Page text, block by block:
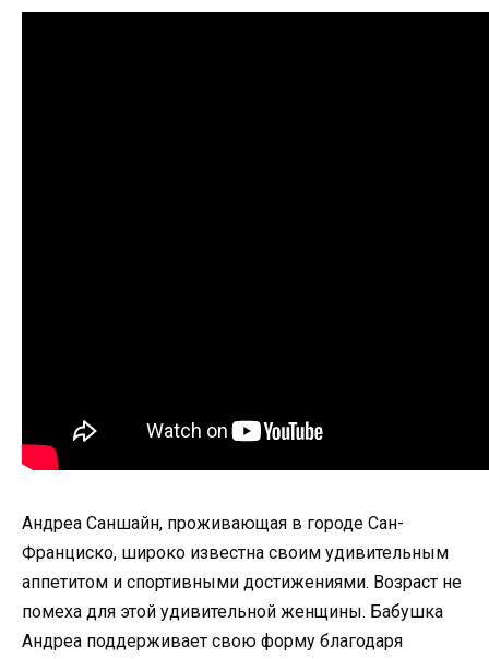
Андреа Саншайн, проживающая в городе Сан-
Франциско, широко известна своим удивительным
аппетитом и спортивными достижениями. Возраст не
помеха для этой удивительной женщины. Бабушка
Андреа поддерживает свою форму благодаря